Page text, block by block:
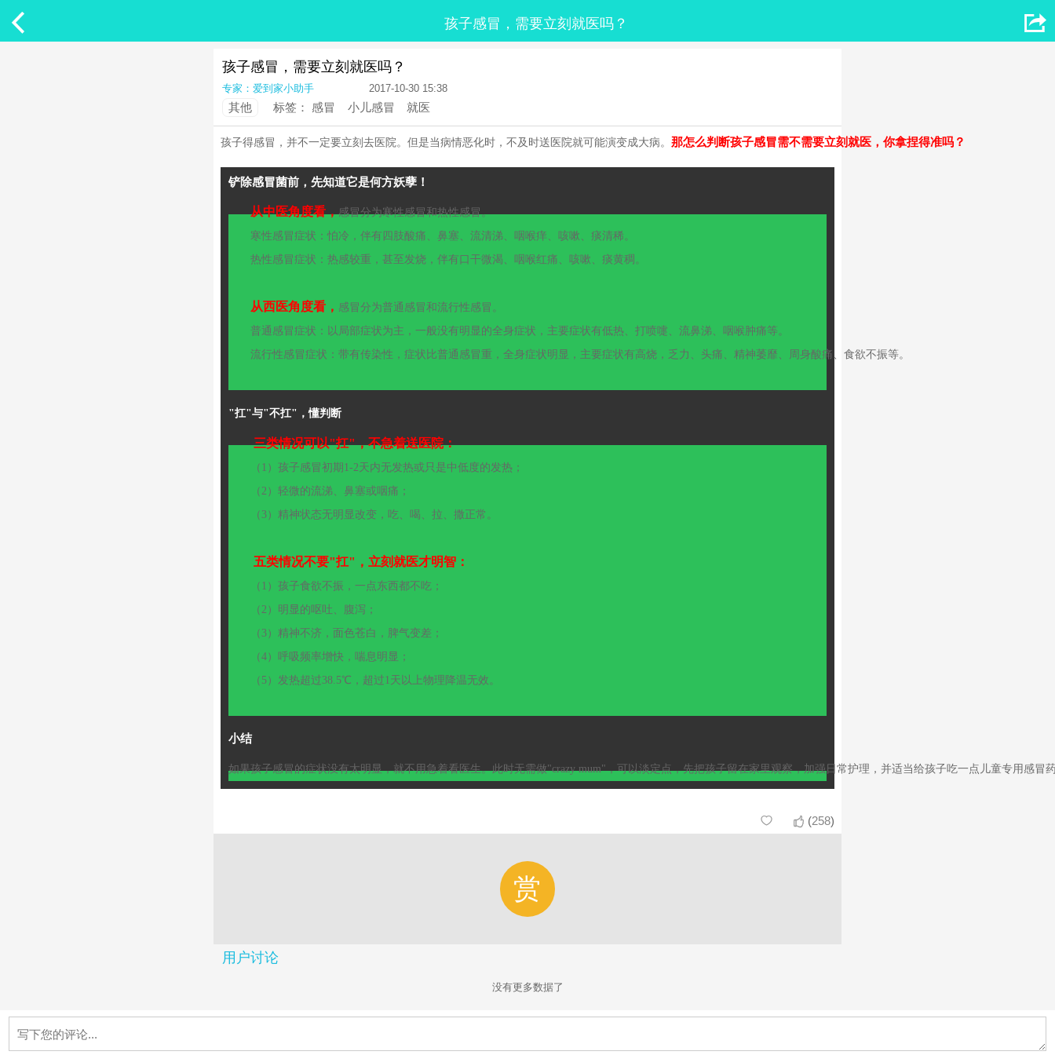
 孩子感冒，需要立刻就医吗？ 
孩子感冒，需要立刻就医吗？
专家：爱到家小助手 2017-10-30 15:38
其他 标签： 感冒 小儿感冒 就医
孩子得感冒，并不一定要立刻去医院。但是当病情恶化时，不及时送医院就可能演变成大病。那怎么判断孩子感冒需不需要立刻就医，你拿捏得准吗？
铲除感冒菌前，先知道它是何方妖孽！
从中医角度看，感冒分为寒性感冒和热性感冒。
寒性感冒症状：怕冷，伴有四肢酸痛、鼻塞、流清涕、咽喉痒、咳嗽、痰清稀。
热性感冒症状：热感较重，甚至发烧，伴有口干微渴、咽喉红痛、咳嗽、痰黄稠。
从西医角度看， 感冒分为普通感冒和流行性感冒。
普通感冒症状：以局部症状为主，一般没有明显的全身症状，主要症状有低热、打喷嚏、流鼻涕、咽喉肿痛等。
流行性感冒症状：带有传染性，症状比普通感冒重，全身症状明显，主要症状有高烧，乏力、头痛、精神萎靡、周身酸痛、食欲不振等。
"扛"与"不扛"，懂判断
三类情况可以"扛"，不急着送医院：
（1）孩子感冒初期1-2天内无发热或只是中低度的发热；
（2）轻微的流涕、鼻塞或咽痛；
（3）精神状态无明显改变，吃、喝、拉、撒正常。
五类情况不要"扛"，立刻就医才明智 ：
（1）孩子食欲不振，一点东西都不吃；
（2）明显的呕吐、腹泻；
（3）精神不济，面色苍白，脾气变差；
（4）呼吸频率增快，喘息明显；
（5）发热超过38.5℃，超过1天以上物理降温无效。
小结
如果孩子感冒的症状没有太明显，就不用急着看医生。此时无需做"crazy mum"，可以淡定点，先把孩子留在家里观察，加强日常护理，并适当给孩子吃一点儿童专用
 (258)

赏
用户讨论
没有更多数据了